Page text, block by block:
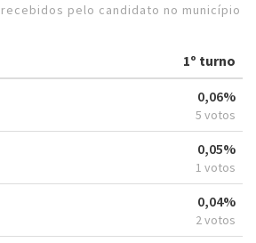
pelo candidato no município
1º turno
0,06%
5 votos
0,05%
1 votos
0,04%
2 votos